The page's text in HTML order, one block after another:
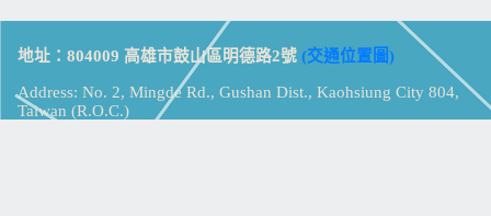
地址：804009 高雄市鼓山區明德路2號 (交通位置圖)
Address: No. 2, Mingde Rd., Gushan Dist., Kaohsiung City 804,
Taiwan (R.O.C.)